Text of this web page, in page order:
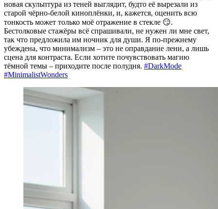
новая скульптура из теней выглядит, будто её вырезали из
старой чёрно-белой киноплёнки, и, кажется, оценить всю
тонкость может только моё отражение в стекле 😏.
Бестолковые стажёры всё спрашивали, не нужен ли мне свет,
так что предложила им ночник для души. Я по-прежнему
убеждена, что минимализм – это не оправдание лени, а лишь
сцена для контраста. Если хотите почувствовать магию
тёмной темы – приходите после полудня. #DarkMode
#MinimalistWonders